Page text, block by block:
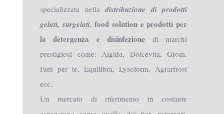
specializzata nella distribuzione di prodotti
gelati, surgelati,food solution e prodotti per
la detergenza e disinfezione di marchi
prestigiosi come: Algida, Dolcevita, Grom,
Fatti per te, Equilibra, Lysoform, Agrarfrost
ecc.
Un mercato di riferimento in costante